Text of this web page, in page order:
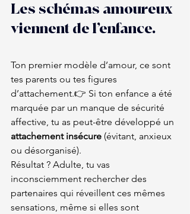
Les schémas amoureux
viennent de l’enfance.
Ton premier modèle d’amour, ce sont
tes parents ou tes figures
d’attachement.👉 Si ton enfance a été
marquée par un manque de sécurité
affective, tu as peut-être développé un
attachement insécure (évitant, anxieux
ou désorganisé).
Résultat ? Adulte, tu vas
inconsciemment rechercher des
partenaires qui réveillent ces mêmes
sensations, même si elles sont